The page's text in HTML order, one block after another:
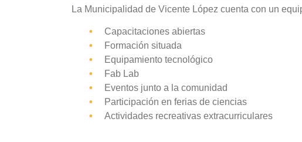
La Municipalidad de Vicente López cuenta con un
•
Capacitaciones abiertas
•
Formación situada
•
Equipamiento tecnológico
•
Fab Lab
•
Eventos junto a la comunidad
•
Participación en ferias de ciencias
• Actividades recreativas extracurriculares